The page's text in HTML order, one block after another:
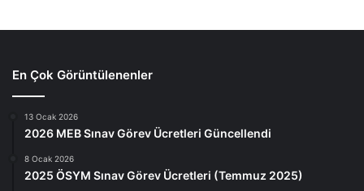
En Çok Görüntülenenler
13 Ocak 2026
2026 MEB Sınav Görev Ücretleri Güncellendi
8 Ocak 2026
2025 ÖSYM Sınav Görev Ücretleri (Temmuz 2025)